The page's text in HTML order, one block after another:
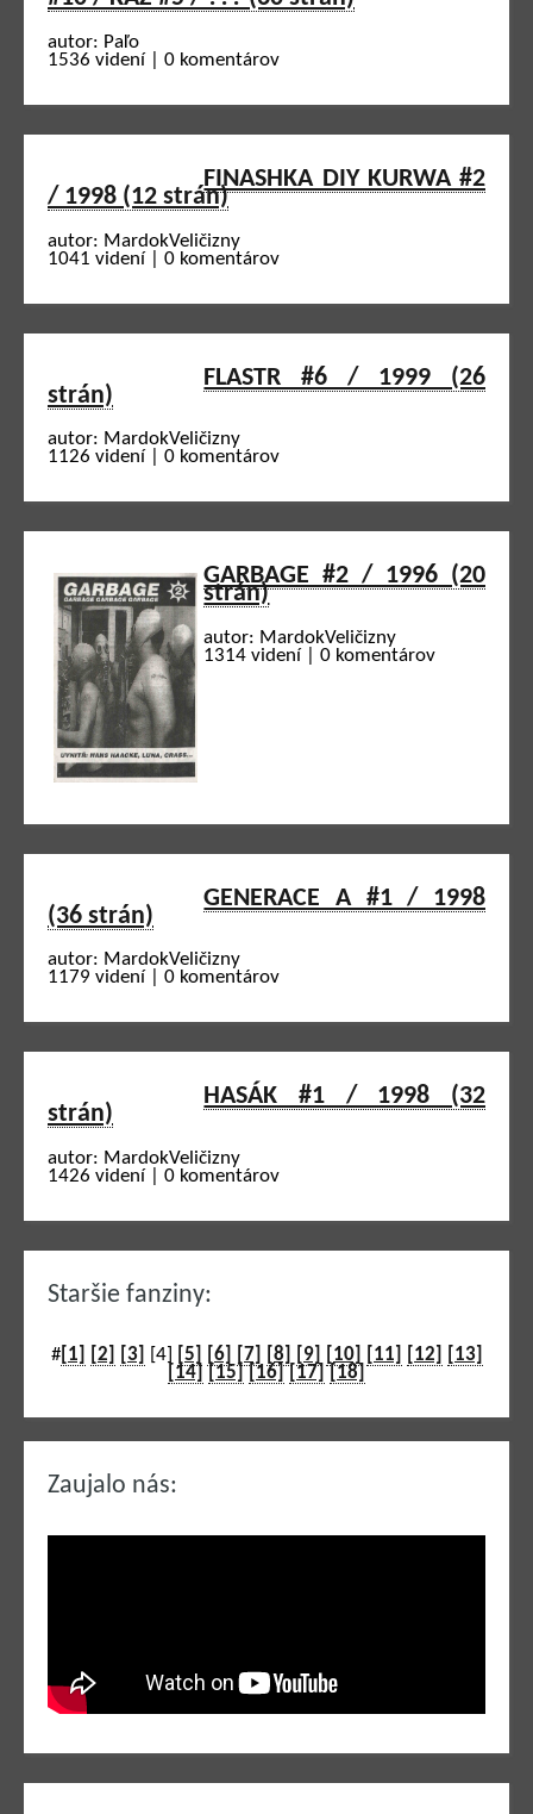
Zaujalo nás:
autor: Paľo
1536 videní | 0 komentárov
FINASHKA DIY KURWA #2
/ 1998 (12 strán)
autor: MardokVeličizny
1041 videní | 0 komentárov
FLASTR #6 / 1999 (26
strán)
autor: MardokVeličizny
1126 videní | 0 komentárov
GARBAGE #2 / 1996 (20
strán)
autor: MardokVeličizny
1314 videní | 0 komentárov
GENERACE A #1 / 1998
(36 strán)
autor: MardokVeličizny
1179 videní | 0 komentárov
HASÁK #1 / 1998 (32
strán)
autor: MardokVeličizny
1426 videní | 0 komentárov
Staršie fanziny:
#[1] [2] [3] [4] [5] [6] [7] [8] [9] [10] [11] [12]
[13]
[14] [15] [16] [17] [18]